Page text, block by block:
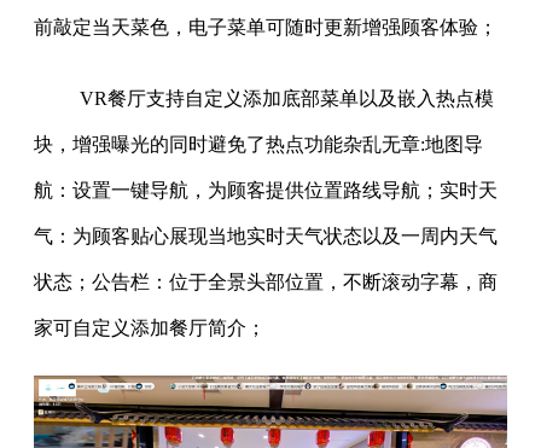
前敲定当天菜色，电子菜单可随时更新增强顾客体验；
VR餐厅支持自定义添加底部菜单以及嵌入热点模
块，增强曝光的同时避免了热点功能杂乱无章:地图导
航：设置一键导航，为顾客提供位置路线导航；实时天
气：为顾客贴心展现当地实时天气状态以及一周内天气
状态；公告栏：位于全景头部位置，不断滚动字幕，商
家可自定义添加餐厅简介；